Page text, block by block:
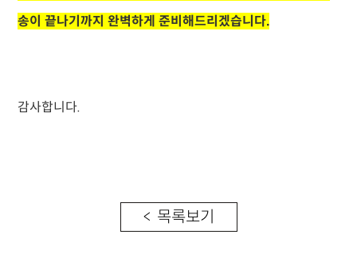
송이 끝나기까지 완벽하게 준비해드리겠습니다.
감사합니다.
< 목록보기